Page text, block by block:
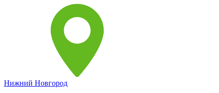
Нижний Новгород